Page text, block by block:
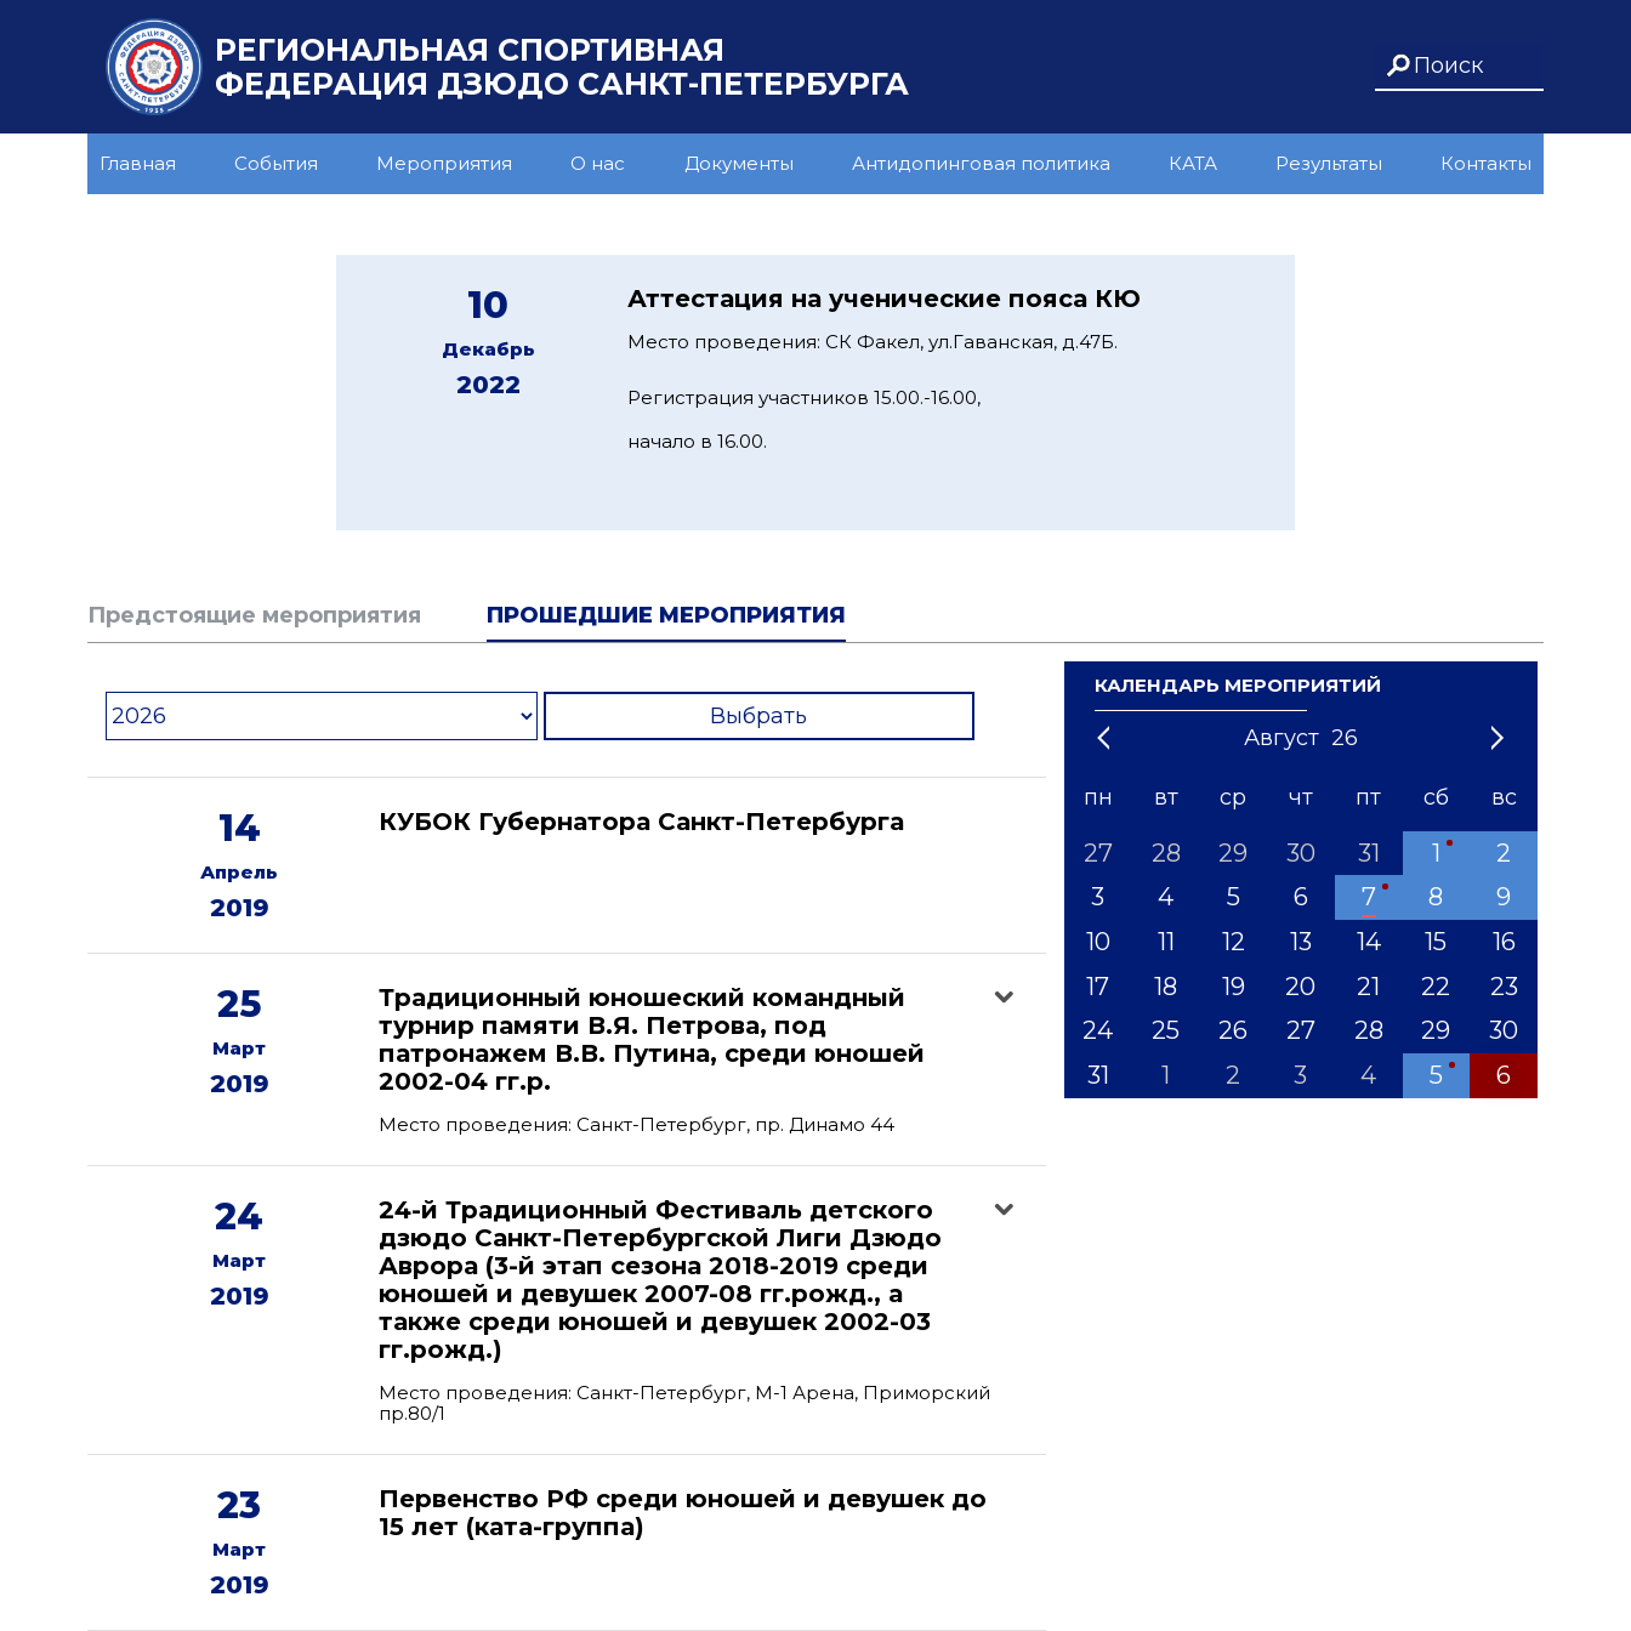
РЕГИОНАЛЬНАЯ СПОРТИВНАЯ
ФЕДЕРАЦИЯ ДЗЮДО САНКТ-ПЕТЕРБУРГА
Главная События Мероприятия О нас Документы Антидопинговая политика КАТА Результаты Контакты
10
Декабрь
2022
Аттестация на ученические пояса КЮ
Место проведения: СК Факел, ул.Гаванская, д.47Б.
Регистрация участников 15.00.-16.00,
начало в 16.00.
Предстоящие мероприятия ПРОШЕДШИЕ МЕРОПРИЯТИЯ
Выбрать
14
Апрель
2019
КУБОК Губернатора Санкт-Петербурга
25
Март
2019
Традиционный юношеский командный
турнир памяти В.Я. Петрова, под
патронажем В.В. Путина, среди юношей
2002-04 гг.р.
Место проведения: Санкт-Петербург, пр. Динамо 44
24
Март
2019
24-й Традиционный Фестиваль детского
дзюдо Санкт-Петербургской Лиги Дзюдо
Аврора (3-й этап сезона 2018-2019 среди
юношей и девушек 2007-08 гг.рожд., а
также среди юношей и девушек 2002-03
гг.рожд.)
Место проведения: Санкт-Петербург, М-1 Арена, Приморский
пр.80/1
23
Март
2019
Первенство РФ среди юношей и девушек до
15 лет (ката-группа)
КАЛЕНДАРЬ МЕРОПРИЯТИЙ
Август 26
1 3 5 8 10 12
'21 '23 '24 '25 '26 '27 '28 '29 '31
пн вт ср чт пт сб вс
27 28 29 30 31 1
2
3
4 5 6 7 8
9
10
11 12 13 14 15
16
17
18 19 20 21 22
23
24
25 26 27 28 29
30
31
1 2 3 4 5 6